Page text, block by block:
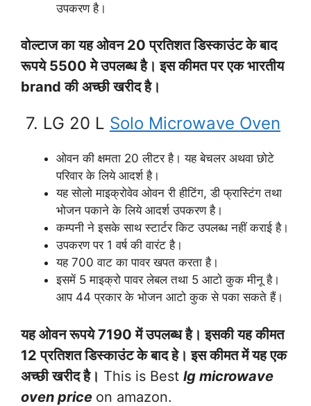
उपकरण है।
वोल्टाज का यह ओवन 20 प्रतिशत डिस्काउंट के बाद
रूपये 5500 मेे उपलब्ध है। इस कीमत पर एक भारतीय
brand की अच्छी खरीद है।
7. LG 20 L Solo Microwave Oven
ओवन की क्षमता 20 लीटर है। यह बेचलर अथवा छोटे
परिवार के लिये आदर्श है।
यह सोलो माइक्रोवेव ओवन री हीटिंग, डी फ्रास्टिंग तथा
भोजन पकाने के लिये आदर्श उपकरण है।
कम्पनी ने इसके साथ स्टार्टर किट उपलब्ध नहीं कराई है।
उपकरण पर 1 वर्ष की वारंट है।
यह 700 वाट का पावर खपत करता है।
इसमें 5 माइक्रो पावर लेबल तथा 5 आटो कुक मीनू है।
आप 44 प्रकार के भोजन आटो कुक से पका सकते हैं।
यह ओवन रूपये 7190 में उपलब्ध है। इसकी यह कीमत
12 प्रतिशत डिस्काउंट के बाद हे। इस कीमत में यह एक
अच्छी खरीद है। This is Best lg microwave
oven price on amazon.